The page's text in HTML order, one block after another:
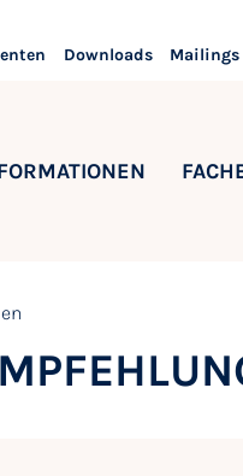
Downloads Mailings